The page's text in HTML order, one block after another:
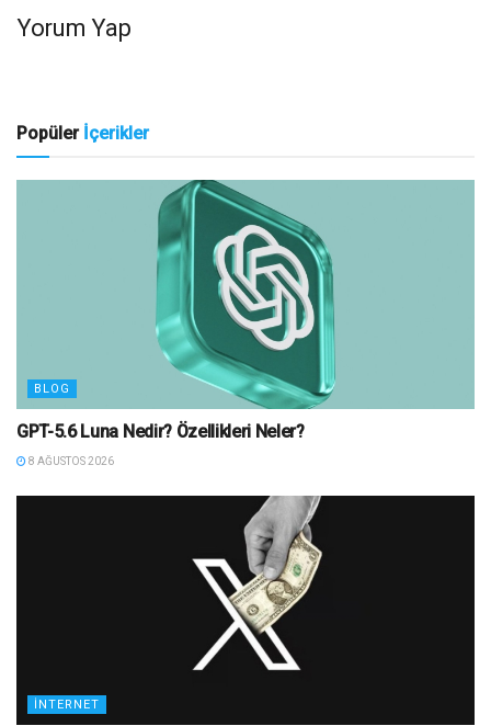
Yorum Yap
Popüler İçerikler
BLOG
GPT-5.6 Luna Nedir? Özellikleri Neler?
8 AĞUSTOS 2026
İNTERNET